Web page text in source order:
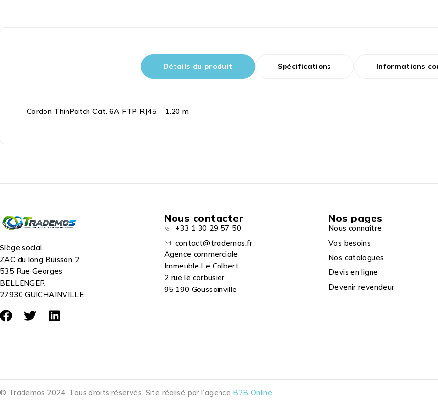
Détails du produit Spécifications Informations
Cordon ThinPatch Cat. 6A FTP RJ45 – 1.20 m
Siège social
ZAC du long Buisson 2
535 Rue Georges
BELLENGER
27930 GUICHAINVILLE
Nous contacter
+33 1 30 29 57 50
contact@trademos.fr
Agence commerciale
Immeuble Le Colbert
2 rue le corbusier
95 190 Goussainville
Nos pages
Nous connaître
Vos besoins
Nos catalogues
Devis en ligne
Devenir revendeur
© Trademos 2024. Tous droits réservés. Site réalisé par l’agence B2B Online